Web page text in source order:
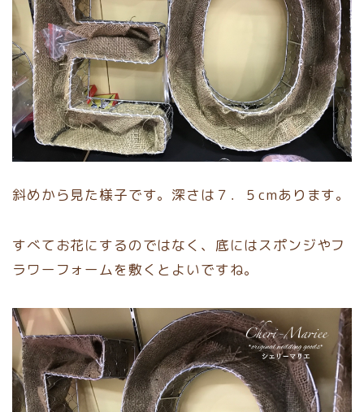
斜めから見た様子です。深さは７．５cmあります。
すべてお花にするのではなく、底にはスポンジやフ
ラワーフォームを敷くとよいですね。